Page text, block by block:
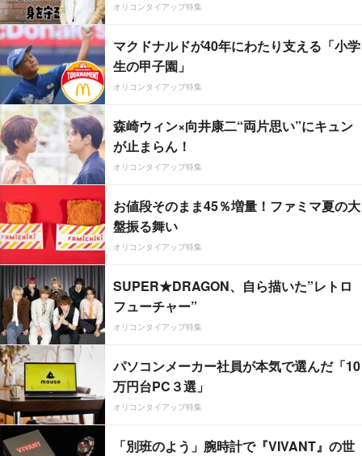
オリコンタイアップ特集
マクドナルドが40年にわたり支える「小学
生の甲子園」
オリコンタイアップ特集
森崎ウィン×向井康二“両片思い”にキュン
が止まらん！
オリコンタイアップ特集
お値段そのまま45％増量！ファミマ夏の大
盤振る舞い
オリコンタイアップ特集
SUPER★DRAGON、自ら描いた”レトロ
フューチャー”
オリコンタイアップ特集
パソコンメーカー社員が本気で選んだ「10
万円台PC３選」
オリコンタイアップ特集
「別班のよう」腕時計で『VIVANT』の世